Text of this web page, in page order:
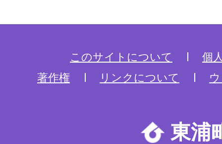
このサイトについて
個
著作権
リンクについて
東浦